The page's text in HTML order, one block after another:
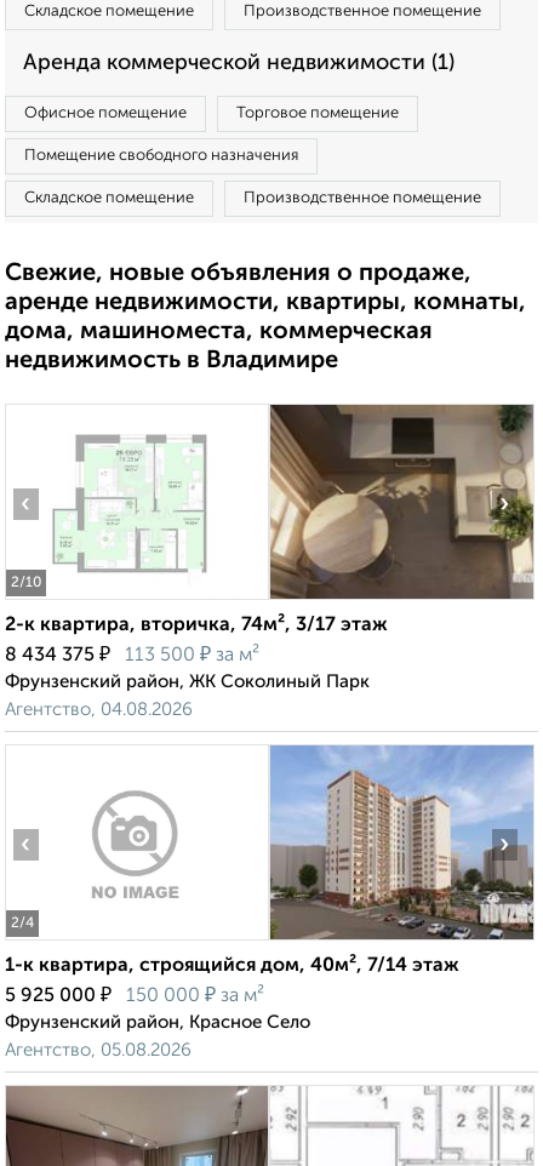
Складское помещение Производственное помещение
Аренда коммерческой недвижимости (1)
Офисное помещение Торговое помещение
Помещение свободного назначения
Складское помещение Производственное помещение
Свежие, новые объявления о продаже,
аренде недвижимости, квартиры, комнаты,
дома, машиноместа, коммерческая
недвижимость в Владимире
2/10
‹ ›
2-к квартира, вторичка, 74м², 3/17 этаж
8 434 375 ₽ 113 500 ₽ за м²
Фрунзенский район, ЖК Соколиный Парк
Агентство, 04.08.2026
2/4
‹ ›
1-к квартира, строящийся дом, 40м², 7/14 этаж
5 925 000 ₽ 150 000 ₽ за м²
Фрунзенский район, Красное Село
Агентство, 05.08.2026